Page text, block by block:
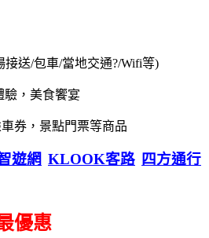
送/包車/當地交通?/Wifi等)
驗，美食饗宴
券，景點門票等商品
遊網 KLOOK客路 四方通行
優惠